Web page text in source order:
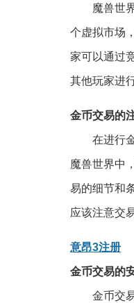
魔兽世
个虚拟市场
家可以通过
其他玩家进
金币交易的
在进行
魔兽世界中
易的细节和
应该注意交
意昂3注册
金币交易的
金币交